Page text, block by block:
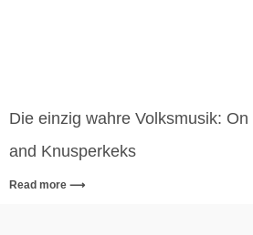
Die einzig wahre Volksmusik:
and Knusperkeks
Read more ⟶